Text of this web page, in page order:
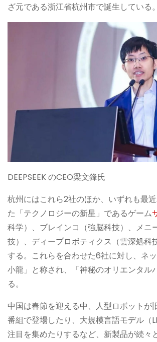
ざ元である浙江省杭州市で誕生している。
DEEPSEEK のCEO梁文鋒氏
杭州にはこれら2社のほか、いずれも最
た「テクノロジーの新星」であるゲーム
科学）、ブレインコ（強脳科技）、メニ
技）、ディープロボティクス（雲深処科
する。これらを合わせた6社に対し、ネ
小龍」と称され、「神秘のオリエンタル
る。
中国は春節を迎える中、人型ロボットが
番組で登場したり、大規模言語モデル（
注目を集めたりするなど、新製品が続々